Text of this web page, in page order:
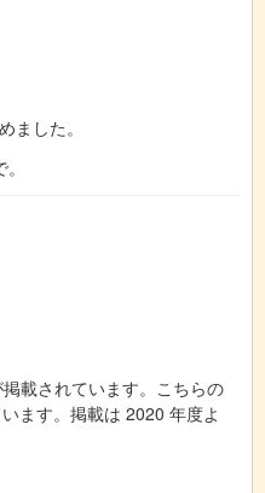
ました。
載されています。こちらの
ます。掲載は 2020 年度よ